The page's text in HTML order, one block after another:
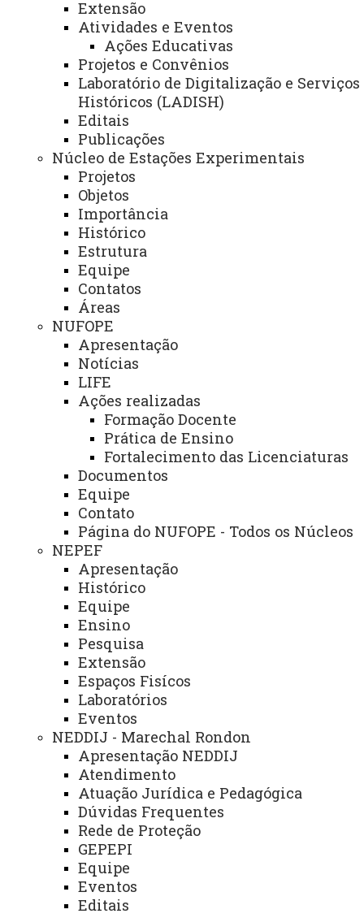
Extensão
Atividades e Eventos
Ações Educativas
Projetos e Convênios
Laboratório de Digitalização e Serviços
Históricos (LADISH)
Editais
Publicações
Núcleo de Estações Experimentais
Projetos
Objetos
Importância
Histórico
Estrutura
Equipe
Contatos
Áreas
NUFOPE
Apresentação
Notícias
LIFE
Ações realizadas
Formação Docente
Prática de Ensino
Fortalecimento das Licenciaturas
Documentos
Equipe
Contato
Página do NUFOPE - Todos os Núcleos
NEPEF
Apresentação
Histórico
Equipe
Ensino
Pesquisa
Extensão
Espaços Fisícos
Laboratórios
Eventos
NEDDIJ - Marechal Rondon
Apresentação NEDDIJ
Atendimento
Atuação Jurídica e Pedagógica
Dúvidas Frequentes
Rede de Proteção
GEPEPI
Equipe
Eventos
Editais
Convênios e Captação de Recursos
Corregedoria da Unioeste
Comunicação Social
Igualdade e Promoção Social
Sistema de Controle Interno, Integridade e Compliance
Relações Internacionais e Interinstitucionais
ÓRGÃO DE APOIO
Unioeste INOVA - Agência de Inovação da Unioeste
ÓRGÃOS SUPLEMENTARES
Coordenadoria de Concursos e Processos Seletivos
Gráfica Universitária
NeadUni - Núcleo de Educação a Distância
NEE - Núcleo de Estações Experimentais
NTI - Núcleo de Tecnologia da Informação
NIP - Núcleo de Inserção Profissional
NUFOPE - Núcleo de Formação Docente e Prática de Ensino
NUTE - Núcleo de Telemedicina
Núcleos Complementares
PROGRAMAS INSTITUCIONAIS
PEL - Programa de Ensino de Línguas
PEE - Educação Especial
PIBID - Bolsas de Iniciação à Docência
PEIEX - Programa de Qualificação para Exportação
© 2026 Todos os direitos reservados.